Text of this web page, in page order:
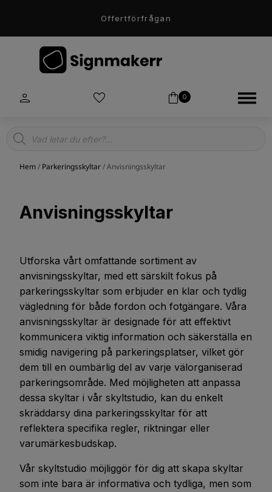
Offertförfrågan
0
Products
search
Hem/ Parkeringsskyltar/ Anvisningsskyltar
Anvisningsskyltar
Utforska vårt omfattande sortiment av
anvisningsskyltar, med ett särskilt fokus på
parkeringsskyltar som erbjuder en klar och tydlig
vägledning för både fordon och fotgängare. Våra
anvisningsskyltar är designade för att effektivt
kommunicera viktig information och säkerställa en
smidig navigering på parkeringsplatser, vilket gör
dem till en oumbärlig del av varje välorganiserad
parkeringsområde. Med möjligheten att anpassa
dessa skyltar i vår skyltstudio, kan du enkelt
skräddarsy dina parkeringsskyltar för att
reflektera specifika regler, riktningar eller
varumärkesbudskap.
Vår skyltstudio möjliggör för dig att skapa skyltar
som inte bara är informativa och tydliga, men som